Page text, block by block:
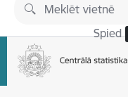
Pāriet uz lapas saturu
Spied